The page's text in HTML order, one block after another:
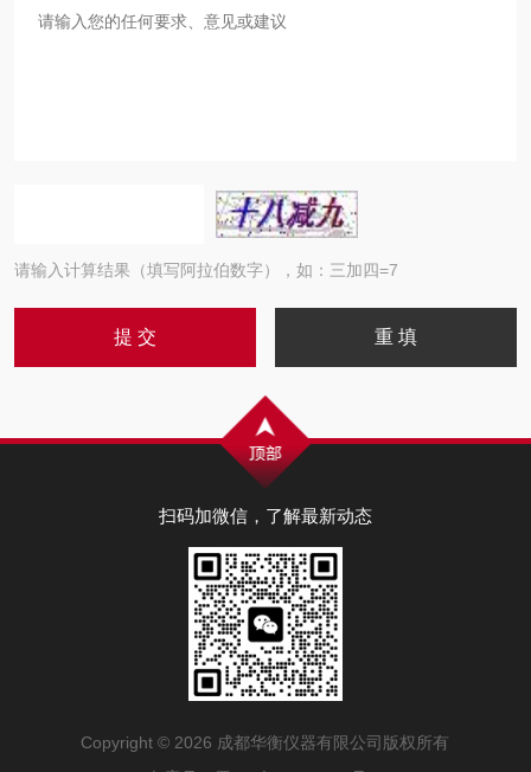
请输入计算结果（填写阿拉伯数字），如：三加四=7
扫码加微信，了解最新动态
Copyright © 2026 成都华衡仪器有限公司版权所有